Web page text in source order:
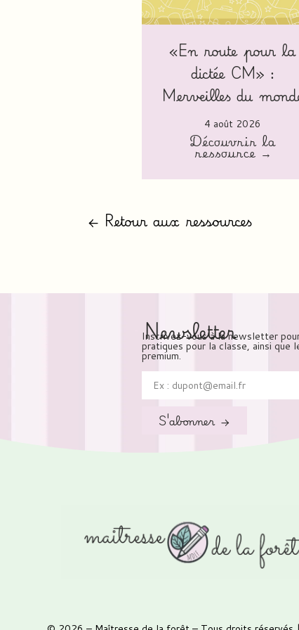
«En route pour la
dictée CM» :
Merveilles du
4 août 2026
Découvrir la
ressource →
← Retour aux ressources
Newsletter
Inscrivez-vous à la newsletter
pratiques pour la classe, ainsi
premium.
S'abonner →